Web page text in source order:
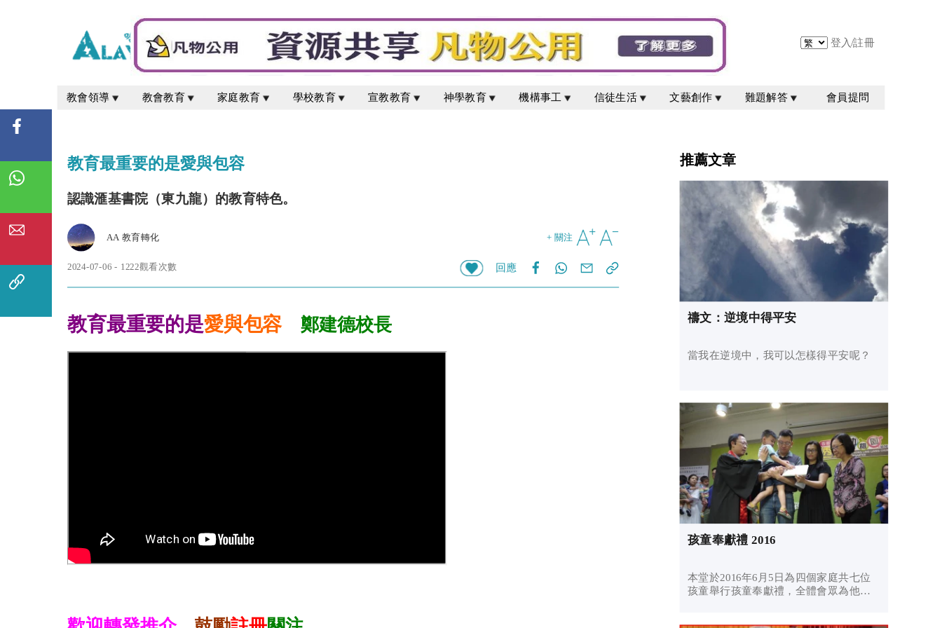
登入/註冊
教會領導 教會教育 家庭教育 學校教育 宣教教育 神學教育 機構事工 信徒生活 文藝創作 難題解答 會員提問
教育最重要的是愛與包容
認識滙基書院（東九龍）的教育特色。
+ 關注
AA 教育轉化
2024-07-06 - 1222觀看次數 回應
教育最重要的是愛與包容 鄭建德校長
推薦文章
禱文：逆境中得平安
當我在逆境中，我可以怎樣得平安呢？
孩童奉獻禮 2016
本堂於2016年6月5日為四個家庭共七位
孩童舉行孩童奉獻禮，全體會眾為他們